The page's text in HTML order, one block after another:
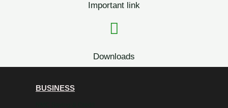
Important link
Downloads
BUSINESS